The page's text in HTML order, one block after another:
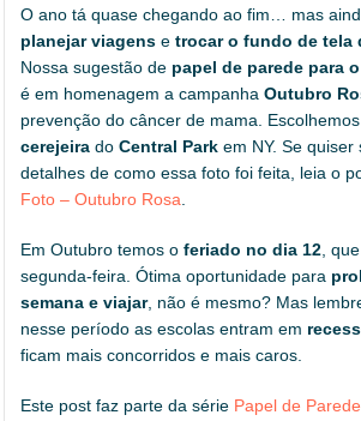
O ano tá quase chegando ao fim… mas
planejar viagens etrocar o fundo de tela
Nossa sugestão de papel de parede para
é em homenagem a campanhaOutubro
prevenção do câncer de mama.
cerejeira doCentral Park em NY. Se quiser
detalhes de como essa foto foi feita, leia o
Foto – Outubro Rosa.
Em Outubro temos oferiado no dia 12,
segunda-feira. Ótima oportunidade para
semana e viajar, não é mesmo? Mas
nesse período as escolas entram em
ficam mais concorridos e mais caros.
Este post faz parte da série Papel de Parede